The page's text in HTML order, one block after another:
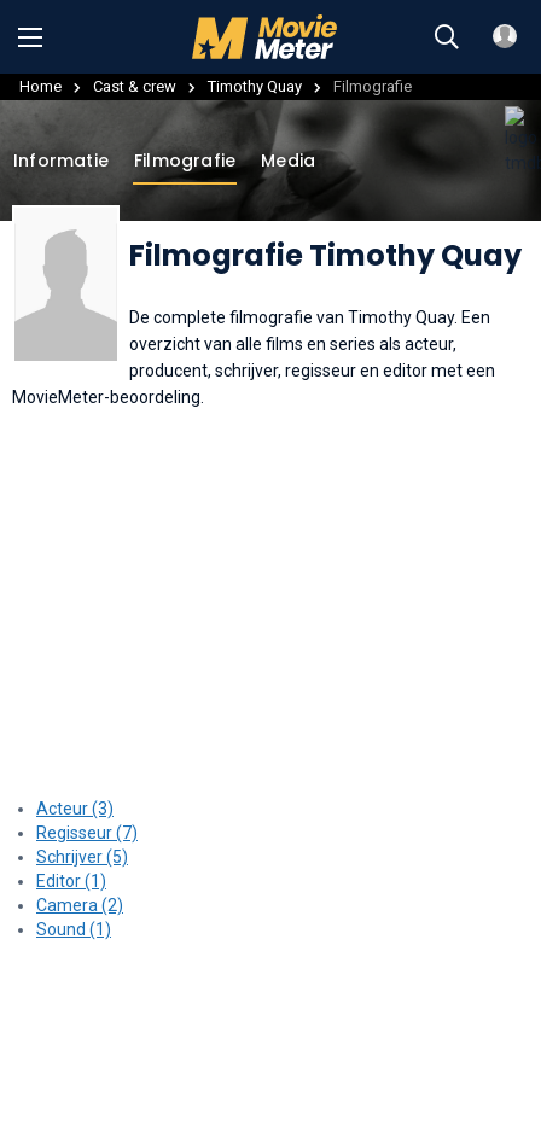
Home Cast & crew Timothy Quay Filmografie
Filmografie Timothy Quay
Informatie Filmografie Media
De complete filmografie van Timothy Quay. Een
overzicht van alle films en series als acteur,
producent, schrijver, regisseur en editor met een
MovieMeter-beoordeling.
Acteur (3)
Regisseur (7)
Schrijver (5)
Editor (1)
Camera (2)
Sound (1)